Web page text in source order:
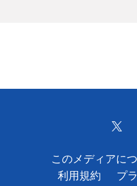
このメディアに
利用規約
プ